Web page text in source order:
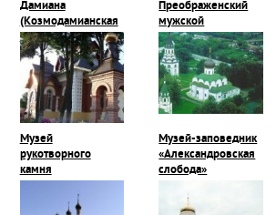
Дамиана
(Козмодамианская
церковь)
Преображенский
мужской
монастырь
Музей
рукотворного
камня
Музей-заповедник
«Александровская
слобода»